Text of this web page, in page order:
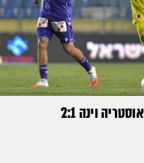
וינה 2:1